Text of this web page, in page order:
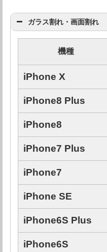
ガラス割れ・画面割れ
機種
iPhone X
iPhone8 Plus
iPhone8
iPhone7 Plus
iPhone7
iPhone SE
iPhone6S Plus
iPhone6S